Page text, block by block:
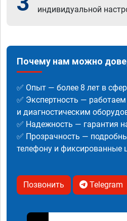
индивидуальной
Почему нам можно
✅ Опыт — более 8 лет в
✅ Экспертность —
и диагностическим
✅ Надежность — гарантия
✅ Прозрачность —
телефону и фиксированные
Позвонить Telegram